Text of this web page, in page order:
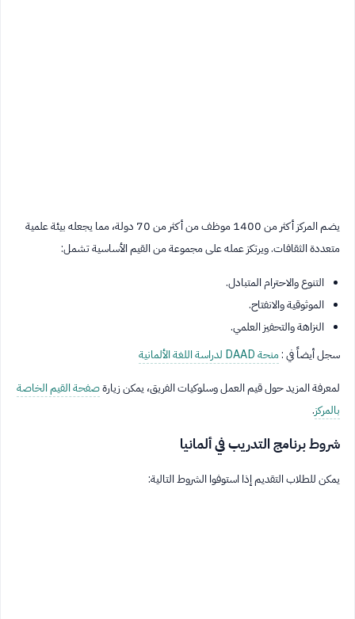
يضم المركز أكثر من 1400 موظف من أكثر من 70 دولة، مما يجعله بيئة علمية
متعددة الثقافات. ويرتكز عمله على مجموعة من القيم الأساسية تشمل:
التنوع والاحترام المتبادل.
الموثوقية والانفتاح.
النزاهة والتحفيز العلمي.
سجل أيضاً في :منحة DAAD لدراسة اللغة الألمانية
لمعرفة المزيد حول قيم العمل وسلوكيات الفريق، يمكن زيارةصفحة القيم الخاصة
بالمركز.
شروط برنامج التدريب في ألمانيا
يمكن للطلاب التقديم إذا استوفوا الشروط التالية: